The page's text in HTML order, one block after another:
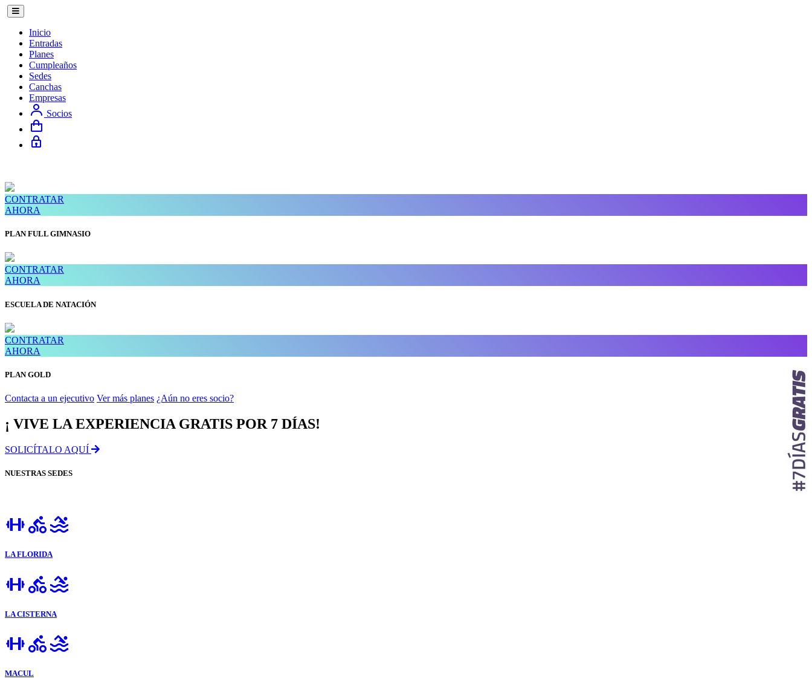
Inicio
Entradas
Planes
Cumpleaños
Sedes
Canchas
Empresas
Socios
CONTRATAR
AHORA
PLAN FULL GIMNASIO
CONTRATAR
AHORA
ESCUELA DE NATACIÓN
CONTRATAR
AHORA
PLAN GOLD
Contacta a un ejecutivo Ver más planes ¿Aún no eres socio?
¡ VIVE LA EXPERIENCIA GRATIS POR 7 DÍAS!
SOLICÍTALO AQUÍ
NUESTRAS SEDES
LA FLORIDA
LA CISTERNA
MACUL